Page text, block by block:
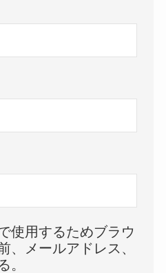
使用するためブラウ
、メールアドレス、
。